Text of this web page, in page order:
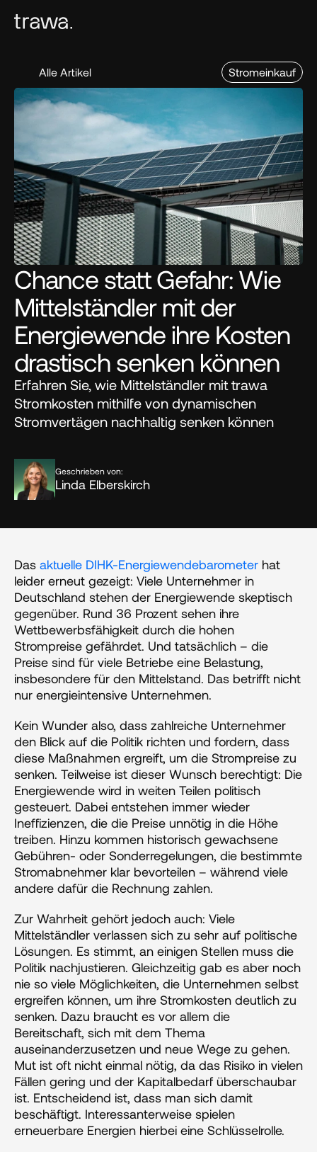
Alle Artikel Stromeinkauf
Chance statt Gefahr: Wie
Mittelständler mit der
Energiewende ihre Kosten
drastisch senken können
Erfahren Sie, wie Mittelständler mit trawa
Stromkosten mithilfe von dynamischen
Stromvertägen nachhaltig senken können
Geschrieben von:
Linda Elberskirch
Das aktuelle DIHK-Energiewendebarometer hat
leider erneut gezeigt: Viele Unternehmer in
Deutschland stehen der Energiewende skeptisch
gegenüber. Rund 36 Prozent sehen ihre
Wettbewerbsfähigkeit durch die hohen
Strompreise gefährdet. Und tatsächlich – die
Preise sind für viele Betriebe eine Belastung,
insbesondere für den Mittelstand. Das betrifft nicht
nur energieintensive Unternehmen.
Kein Wunder also, dass zahlreiche Unternehmer
den Blick auf die Politik richten und fordern, dass
diese Maßnahmen ergreift, um die Strompreise zu
senken. Teilweise ist dieser Wunsch berechtigt: Die
Energiewende wird in weiten Teilen politisch
gesteuert. Dabei entstehen immer wieder
Ineffizienzen, die die Preise unnötig in die Höhe
treiben. Hinzu kommen historisch gewachsene
Gebühren- oder Sonderregelungen, die bestimmte
Stromabnehmer klar bevorteilen – während viele
andere dafür die Rechnung zahlen.
Zur Wahrheit gehört jedoch auch: Viele
Mittelständler verlassen sich zu sehr auf politische
Lösungen. Es stimmt, an einigen Stellen muss die
Politik nachjustieren. Gleichzeitig gab es aber noch
nie so viele Möglichkeiten, die Unternehmen selbst
ergreifen können, um ihre Stromkosten deutlich zu
senken. Dazu braucht es vor allem die
Bereitschaft, sich mit dem Thema
auseinanderzusetzen und neue Wege zu gehen.
Mut ist oft nicht einmal nötig, da das Risiko in vielen
Fällen gering und der Kapitalbedarf überschaubar
ist. Entscheidend ist, dass man sich damit
beschäftigt. Interessanterweise spielen
erneuerbare Energien hierbei eine Schlüsselrolle.